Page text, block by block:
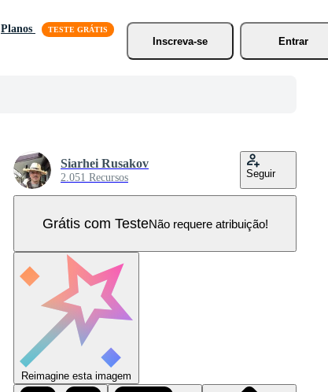
Planos
Inscreva-se
Entrar
Siarhei Rusakov
2.051 Recursos Seguir
Grátis com TesteNão requere atribuição!
Reimagine esta imagem